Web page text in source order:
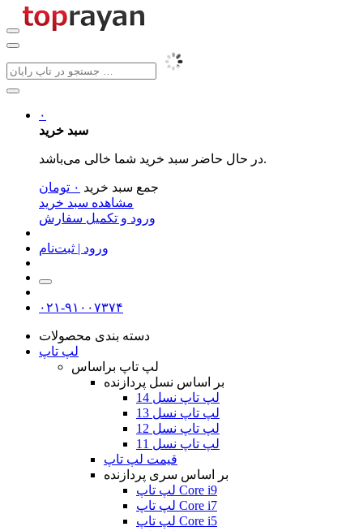
۰
سبد خرید
در حال حاضر سبد خرید شما خالی می‌باشد.
جمع سبد خرید ۰ تومان
مشاهده سبد خرید
ورود و تکمیل سفارش
ورود | ثبت‌نام
۰۲۱-۹۱۰۰۷۳۷۴
دسته بندی محصولات
لپ تاپ
لپ تاپ براساس
بر اساس نسل پردازنده
لپ تاپ نسل 14
لپ تاپ نسل 13
لپ تاپ نسل 12
لپ تاپ نسل 11
قیمت لپ تاپ
بر اساس سری پردازنده
لپ تاپ Core i9
لپ تاپ Core i7
لپ تاپ Core i5